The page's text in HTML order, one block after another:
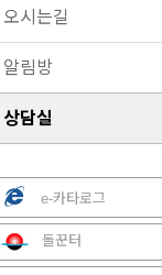
오시는길
알림방
상담실
e-카타로그
돌꾼터